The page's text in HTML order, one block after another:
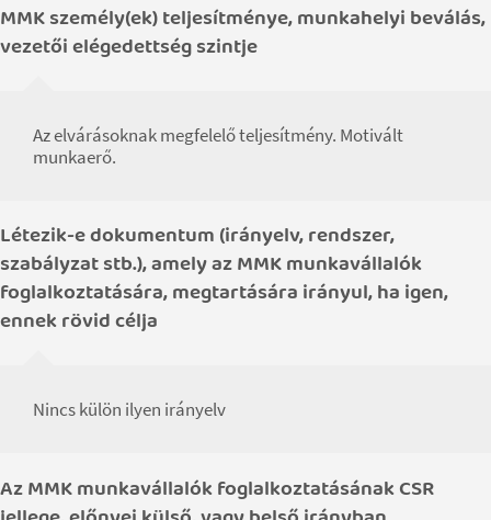
MMK személy(ek) teljesítménye, munkahelyi beválás,
vezetői elégedettség szintje
Az elvárásoknak megfelelő teljesítmény. Motivált
munkaerő.
Létezik-e dokumentum (irányelv, rendszer,
szabályzat stb.), amely az MMK munkavállalók
foglalkoztatására, megtartására irányul, ha igen,
ennek rövid célja
Nincs külön ilyen irányelv
Az MMK munkavállalók foglalkoztatásának CSR